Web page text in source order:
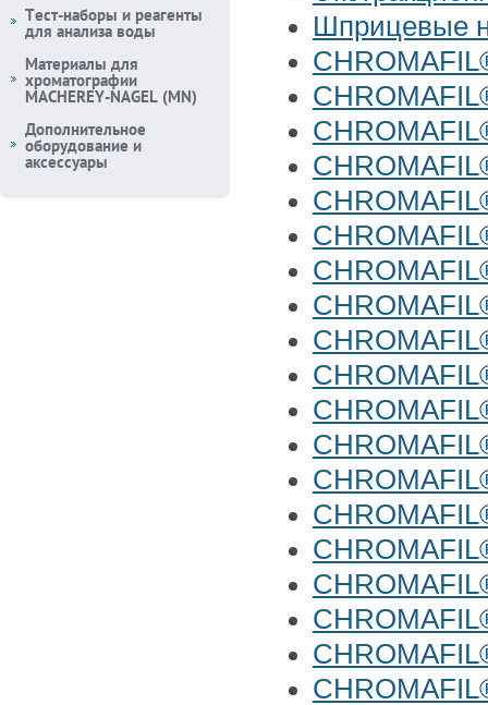
Шприцевые
Тест-наборы и реагенты
для анализа воды
Материалы для
хроматографии
MACHEREY-NAGEL (MN)
Дополнительное
оборудование и
аксессуары